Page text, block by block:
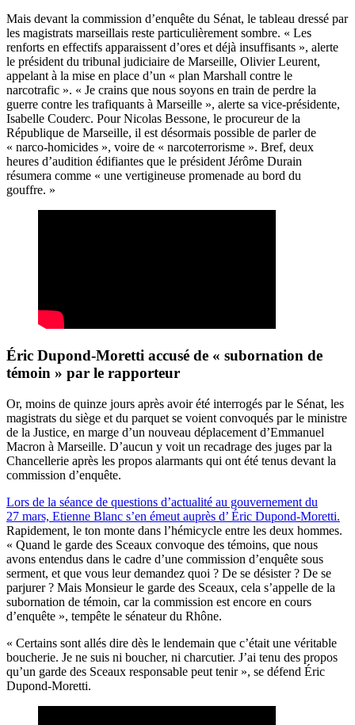
Mais devant la commission d’enquête du Sénat, le tableau dressé par
les magistrats marseillais reste particulièrement sombre. « Les
renforts en effectifs apparaissent d’ores et déjà insuffisants », alerte
le président du tribunal judiciaire de Marseille, Olivier Leurent,
appelant à la mise en place d’un « plan Marshall contre le
narcotrafic ». « Je crains que nous soyons en train de perdre la
guerre contre les trafiquants à Marseille », alerte sa vice‑présidente,
Isabelle Couderc. Pour Nicolas Bessone, le procureur de la
République de Marseille, il est désormais possible de parler de
« narco-homicides », voire de « narcoterrorisme ». Bref, deux
heures d’audition édifiantes que le président Jérôme Durain
résumera comme « une vertigineuse promenade au bord du
gouffre. »
Éric Dupond-Moretti accusé de « subornation de
témoin » par le rapporteur
Or, moins de quinze jours après avoir été interrogés par le Sénat, les
magistrats du siège et du parquet se voient convoqués par le ministre
de la Justice, en marge d’un nouveau déplacement d’Emmanuel
Macron à Marseille. D’aucun y voit un recadrage des juges par la
Chancellerie après les propos alarmants qui ont été tenus devant la
commission d’enquête.
Lors de la séance de questions d’actualité au gouvernement du
27 mars, Etienne Blanc s’en émeut auprès d’ Éric Dupond-Moretti.
Rapidement, le ton monte dans l’hémicycle entre les deux hommes.
« Quand le garde des Sceaux convoque des témoins, que nous
avons entendus dans le cadre d’une commission d’enquête sous
serment, et que vous leur demandez quoi ? De se désister ? De se
parjurer ? Mais Monsieur le garde des Sceaux, cela s’appelle de la
subornation de témoin, car la commission est encore en cours
d’enquête », tempête le sénateur du Rhône.
« Certains sont allés dire dès le lendemain que c’était une véritable
boucherie. Je ne suis ni boucher, ni charcutier. J’ai tenu des propos
qu’un garde des Sceaux responsable peut tenir », se défend Éric
Dupond-Moretti.